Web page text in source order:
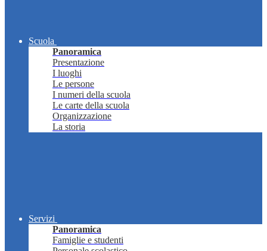
Scuola
Panoramica
Presentazione
I luoghi
Le persone
I numeri della scuola
Le carte della scuola
Organizzazione
La storia
Servizi
Panoramica
Famiglie e studenti